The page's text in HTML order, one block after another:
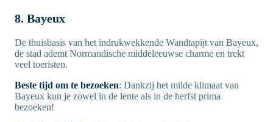
8. Bayeux
De thuisbasis van het indrukwekkende Wandtapijt van Bayeux,
de stad ademt Normandische middeleeuwse charme en trekt
veel toeristen.
Beste tijd om te bezoeken: Dankzij het milde klimaat van
Bayeux kun je zowel in de lente als in de herfst prima
bezoeken!